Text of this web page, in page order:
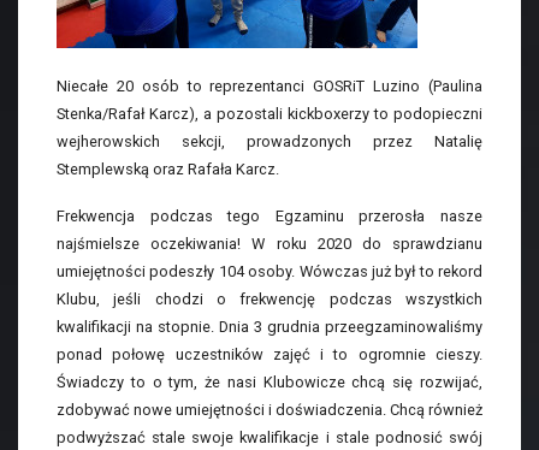
Niecałe 20 osób to reprezentanci GOSRiT Luzino (Paulina
Stenka/Rafał Karcz), a pozostali kickboxerzy to podopieczni
wejherowskich sekcji, prowadzonych przez Natalię
Stemplewską oraz Rafała Karcz.
Frekwencja podczas tego Egzaminu przerosła nasze
najśmielsze oczekiwania! W roku 2020 do sprawdzianu
umiejętności podeszły 104 osoby. Wówczas już był to rekord
Klubu, jeśli chodzi o frekwencję podczas wszystkich
kwalifikacji na stopnie. Dnia 3 grudnia przeegzaminowaliśmy
ponad połowę uczestników zajęć i to ogromnie cieszy.
Świadczy to o tym, że nasi Klubowicze chcą się rozwijać,
zdobywać nowe umiejętności i doświadczenia. Chcą również
podwyższać stale swoje kwalifikacje i stale podnosić swój